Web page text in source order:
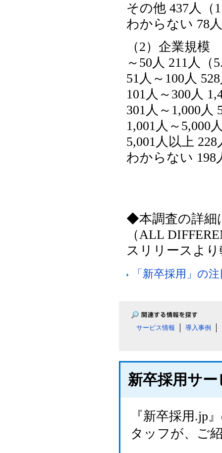
その他 437人（
わからない 78
（2）企業規模
～50人 211人（
51人～100人
101人～300人
301人～1,000人
1,001人～5,000
5,001人以上
わからない 198
◆本調査の詳細
（ALL
スリリースよ
「新卒採用」の
サービス情報 導入事例
新卒採用サ
『新卒採用.jp
タッフが、ご